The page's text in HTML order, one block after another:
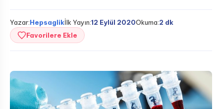
Yazar:Hepsaglikİlk Yayın:12 Eylül 2020Okuma:2 dk
Favorilere Ekle